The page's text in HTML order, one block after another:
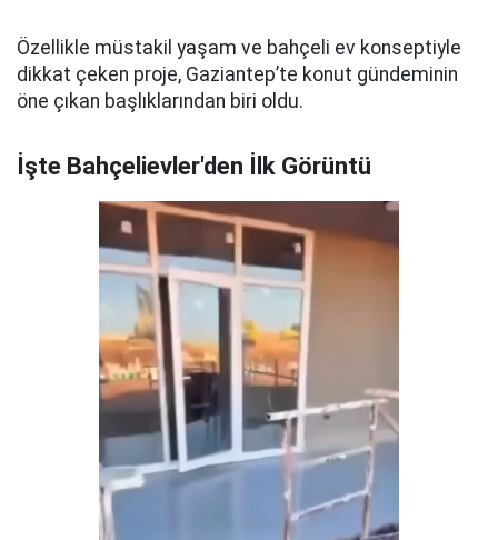
Özellikle müstakil yaşam ve bahçeli ev konseptiyle
dikkat çeken proje, Gaziantep’te konut gündeminin
öne çıkan başlıklarından biri oldu.
İşte Bahçelievler'den İlk Görüntü